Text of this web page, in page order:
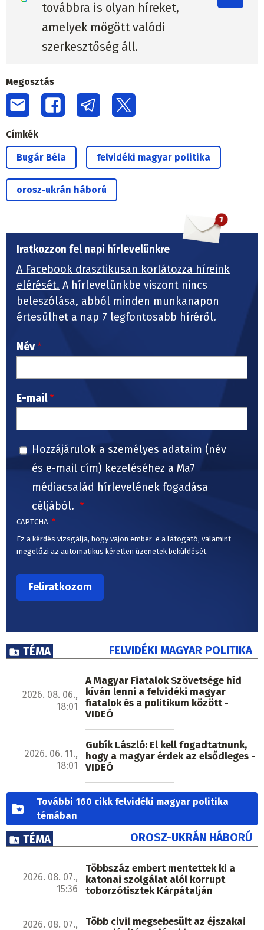
továbbra is olyan híreket,
amelyek mögött valódi
szerkesztőség áll.
Megosztás
Címkék
Bugár Béla felvidéki magyar politika
orosz-ukrán háború
Iratkozzon fel napi hírlevelünkre
A Facebook drasztikusan korlátozza híreink
elérését. A hírlevelünkbe viszont nincs
beleszólása, abból minden munkanapon
értesülhet a nap 7 legfontosabb híréről.
Név
E-mail
Hozzájárulok a személyes adataim (név
és e-mail cím) kezeléséhez a Ma7
médiacsalád hírlevelének fogadása
céljából.
CAPTCHA
Ez a kérdés vizsgálja, hogy vajon ember-e a látogató, valamint
megelőzi az automatikus kéretlen üzenetek beküldését.
TÉMA FELVIDÉKI MAGYAR POLITIKA
2026. 08. 06.,
18:01
A Magyar Fiatalok Szövetsége híd
kíván lenni a felvidéki magyar
fiatalok és a politikum között -
VIDEÓ
2026. 06. 11.,
18:01
Gubík László: El kell fogadtatnunk,
hogy a magyar érdek az elsődleges -
VIDEÓ
További 160 cikk felvidéki magyar politika
témában
TÉMA OROSZ-UKRÁN HÁBORÚ
2026. 08. 07.,
15:36
Többszáz embert mentettek ki a
katonai szolgálat alól korrupt
toborzótisztek Kárpátalján
2026. 08. 07.,
Több civil megsebesült az éjszakai